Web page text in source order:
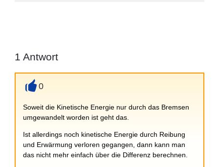
1 Antwort
0
Soweit die Kinetische Energie nur durch das Bremsen
umgewandelt worden ist geht das.
Ist allerdings noch kinetische Energie durch Reibung
und Erwärmung verloren gegangen, dann kann man
das nicht mehr einfach über die Differenz berechnen.